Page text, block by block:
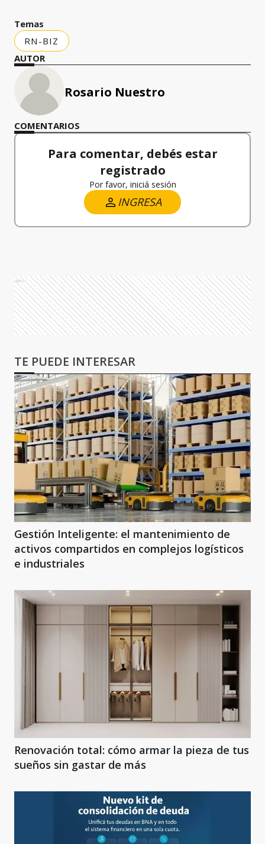
Temas
RN-BIZ
AUTOR
Rosario Nuestro
COMENTARIOS
Para comentar, debés estar
registrado
Por favor, iniciá sesión
INGRESA
Ads
TE PUEDE INTERESAR
Gestión Inteligente: el mantenimiento de
activos compartidos en complejos logísticos
e industriales
Renovación total: cómo armar la pieza de tus
sueños sin gastar de más